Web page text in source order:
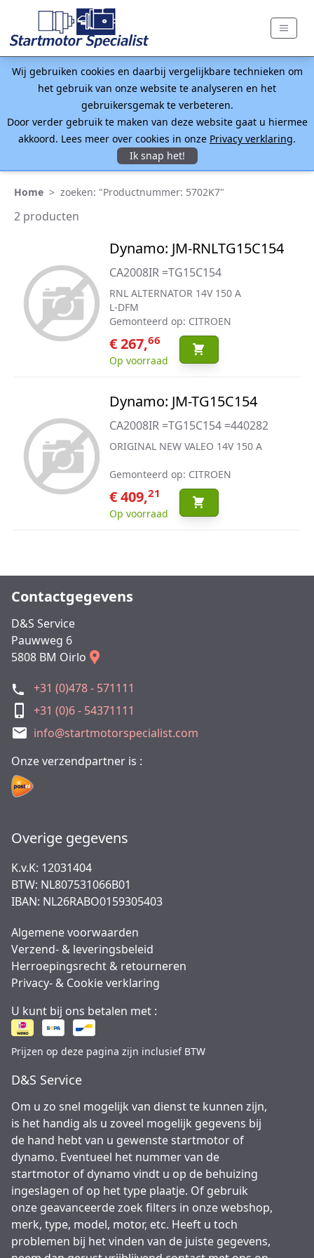
Wij gebruiken cookies en daarbij vergelijkbare technieken om
het gebruik van onze website te analyseren en het
gebruikersgemak te verbeteren.
Door verder gebruik te maken van deze website gaat u hiermee
akkoord. Lees meer over cookies in onze Privacy verklaring.
Ik snap het!
Home > zoeken: "Productnummer: 5702K7"
2 producten
Dynamo: JM-RNLTG15C154
CA2008IR =TG15C154
RNL ALTERNATOR 14V 150 A
L-DFM
Gemonteerd op: CITROEN
€ 267,66
Op voorraad
Dynamo: JM-TG15C154
CA2008IR =TG15C154 =440282
ORIGINAL NEW VALEO 14V 150 A
Gemonteerd op: CITROEN
€ 409,21
Op voorraad
Contactgegevens
D&S Service
Pauwweg 6
5808 BM Oirlo
+31 (0)478 - 571111
+31 (0)6 - 54371111
info@startmotorspecialist.com
Onze verzendpartner is :
Overige gegevens
K.v.K: 12031404
BTW: NL807531066B01
IBAN: NL26RABO0159305403
Algemene voorwaarden
Verzend- & leveringsbeleid
Herroepingsrecht & retourneren
Privacy- & Cookie verklaring
U kunt bij ons betalen met :
Prijzen op deze pagina zijn inclusief BTW
D&S Service
Om u zo snel mogelijk van dienst te kunnen zijn,
is het handig als u zoveel mogelijk gegevens bij
de hand hebt van u gewenste startmotor of
dynamo. Eventueel het nummer van de
startmotor of dynamo vindt u op de behuizing
ingeslagen of op het type plaatje. Of gebruik
onze geavanceerde zoek filters in onze webshop,
merk, type, model, motor, etc. Heeft u toch
problemen bij het vinden van de juiste gegevens,